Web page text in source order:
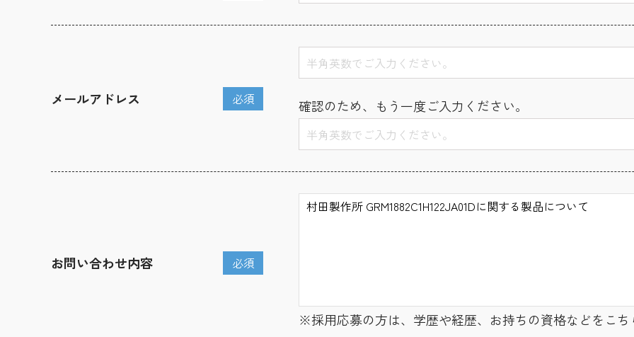
メールアドレス 必須 確認のため、もう一度ご入力ください。
お問い合わせ内容 必須
※採用応募の方は、学歴や経歴、お持ちの資格などをこち